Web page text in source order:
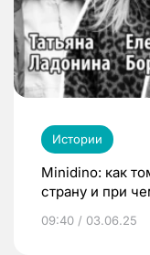
Истории
Minidino: как
страну и при
09:40 / 03.06.25